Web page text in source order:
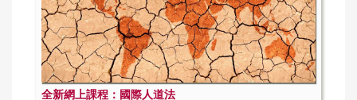
全新網上課程：國際人道法